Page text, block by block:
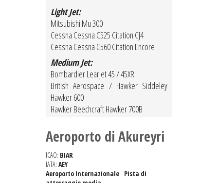
Light Jet:
Mitsubishi Mu 300
Cessna Cessna C525 Citation CJ4
Cessna Cessna C560 Citation Encore
Medium Jet:
Bombardier Learjet 45 / 45XR
British Aerospace / Hawker Siddeley
Hawker 600
Hawker Beechcraft Hawker 700B
Aeroporto di Akureyri
ICAO: BIAR
IATA: AEY
Aeroporto Internazionale- Pista di